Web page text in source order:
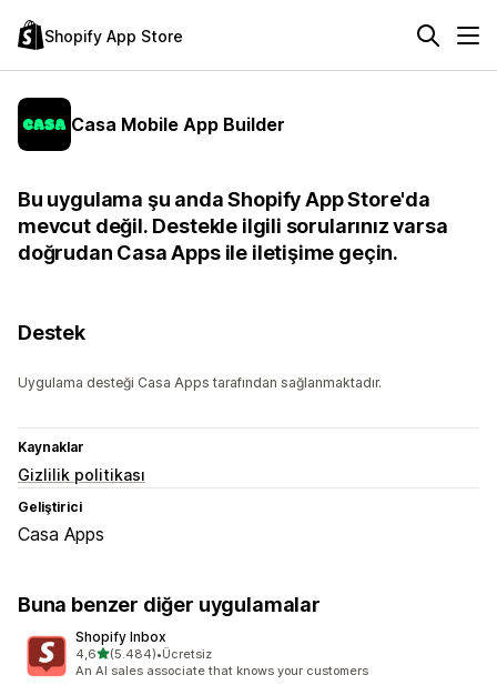
Shopify App Store
Casa Mobile App Builder
Bu uygulama şu anda Shopify App Store'da
mevcut değil. Destekle ilgili sorularınız varsa
doğrudan Casa Apps ile iletişime geçin.
Destek
Uygulama desteği Casa Apps tarafından sağlanmaktadır.
Kaynaklar
Gizlilik politikası
Geliştirici
Casa Apps
Buna benzer diğer uygulamalar
Shopify Inbox
4,65 yıldız üzerinden
(5.484)
toplam 5484 değerlendirme
•Ücretsiz
An AI sales associate that knows your customers